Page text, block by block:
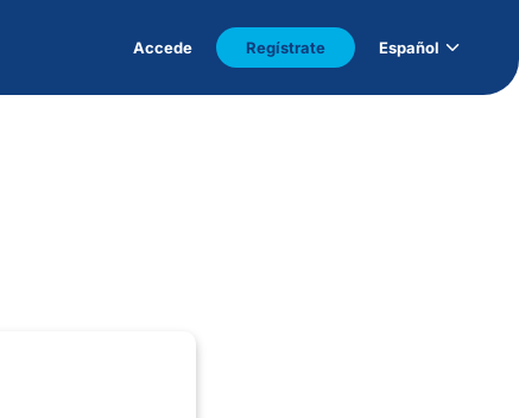
Accede Regístrate Español